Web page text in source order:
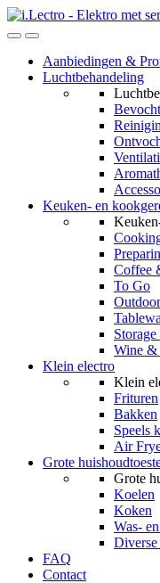
Skip
to
Skip
to
Aanbiedingen &
Luchtbehandeling
Keuken- en
Coffee
To Go
Outdoor
Wine &
Klein electro
Klein
Frituren
Bakken
Speels
Air
Grote
Grote
Koelen
Koken
Was-
Diverse
FAQ
Contact